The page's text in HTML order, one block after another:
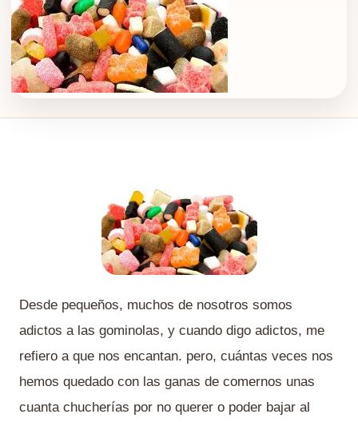
Desde pequeños, muchos de nosotros somos
adictos a las gominolas, y cuando digo adictos, me
refiero a que nos encantan. pero, cuántas veces nos
hemos quedado con las ganas de comernos unas
cuanta chucherías por no querer o poder bajar al